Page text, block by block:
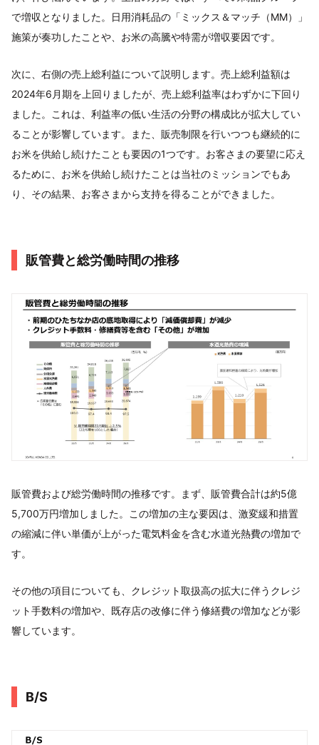
で増収となりました。日用消耗品の「ミックス＆マッチ（MM）」
施策が奏功したことや、お米の高騰や特需が増収要因です。
次に、右側の売上総利益について説明します。売上総利益額は
2024年6月期を上回りましたが、売上総利益率はわずかに下回り
ました。これは、利益率の低い生活の分野の構成比が拡大してい
ることが影響しています。また、販売制限を行いつつも継続的に
お米を供給し続けたことも要因の1つです。お客さまの要望に応え
るために、お米を供給し続けたことは当社のミッションでもあ
り、その結果、お客さまから支持を得ることができました。
販管費と総労働時間の推移
販管費および総労働時間の推移です。まず、販管費合計は約5億
5,700万円増加しました。この増加の主な要因は、激変緩和措置
の縮減に伴い単価が上がった電気料金を含む水道光熱費の増加で
す。
その他の項目についても、クレジット取扱高の拡大に伴うクレジ
ット手数料の増加や、既存店の改修に伴う修繕費の増加などが影
響しています。
B/S